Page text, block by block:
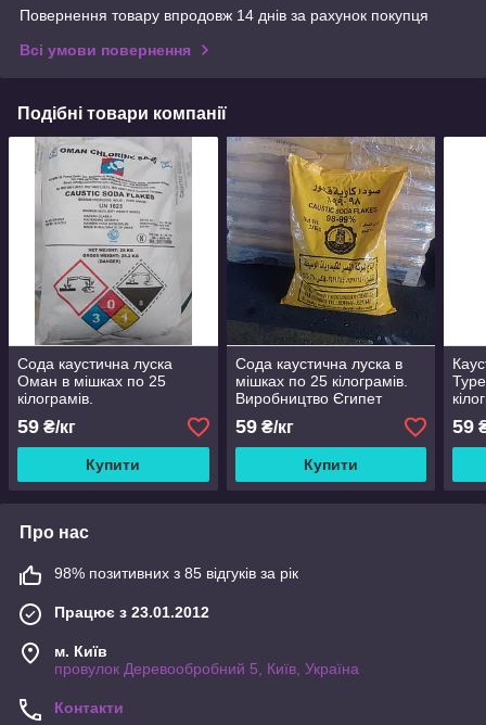
Повернення товару впродовж 14 днів за рахунок покупця
Всі умови повернення
Подібні товари компанії
Сода каустична луска
Оман в мішках по 25
кілограмів.
59 ₴/кг
Купити
Сода каустична луска в
мішках по 25 кілограмів.
Виробництво Єгипет
59₴/кг
Купити
59
Про нас
98% позитивних з 85 відгуків за рік
Працює з 23.01.2012
м. Київ
провулок Деревообробний 5, Київ, Україна
Контакти